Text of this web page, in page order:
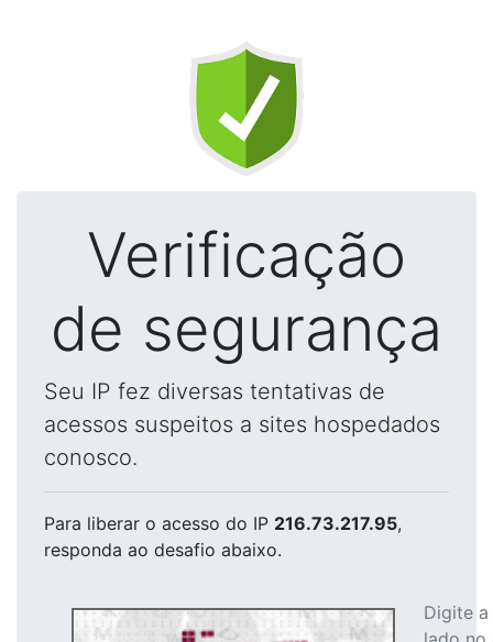
Verificação
de segurança
Seu IP fez diversas tentativas de
acessos suspeitos a sites hospedados
conosco.
Para liberar o acesso do IP 216.73.217.95,
responda ao desafio abaixo.
Digite